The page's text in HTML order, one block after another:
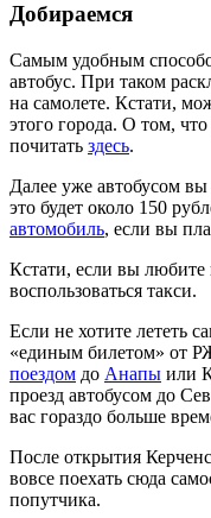
Добираемся
Самым удобным
автобус. При таком
на самолете. Кстати,
этого города. О том,
почитать здесь.
Далее уже автобусом вы
это будет около 150
автомобиль, если вы
Кстати, если вы
воспользоваться такси.
Если не хотите лететь
«единым билетом» от
поездом до Анапы или
проезд автобусом до
вас гораздо больше
После открытия
вовсе поехать сюда
попутчика.